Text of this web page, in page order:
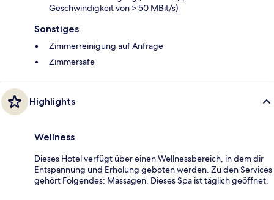
Geschwindigkeit von > 50 MBit/s)
Sonstiges
Zimmerreinigung auf Anfrage
Zimmersafe
Highlights
Wellness
Dieses Hotel verfügt über einen Wellnessbereich, in dem dir
Entspannung und Erholung geboten werden. Zu den Services
gehört Folgendes: Massagen. Dieses Spa ist täglich geöffnet.